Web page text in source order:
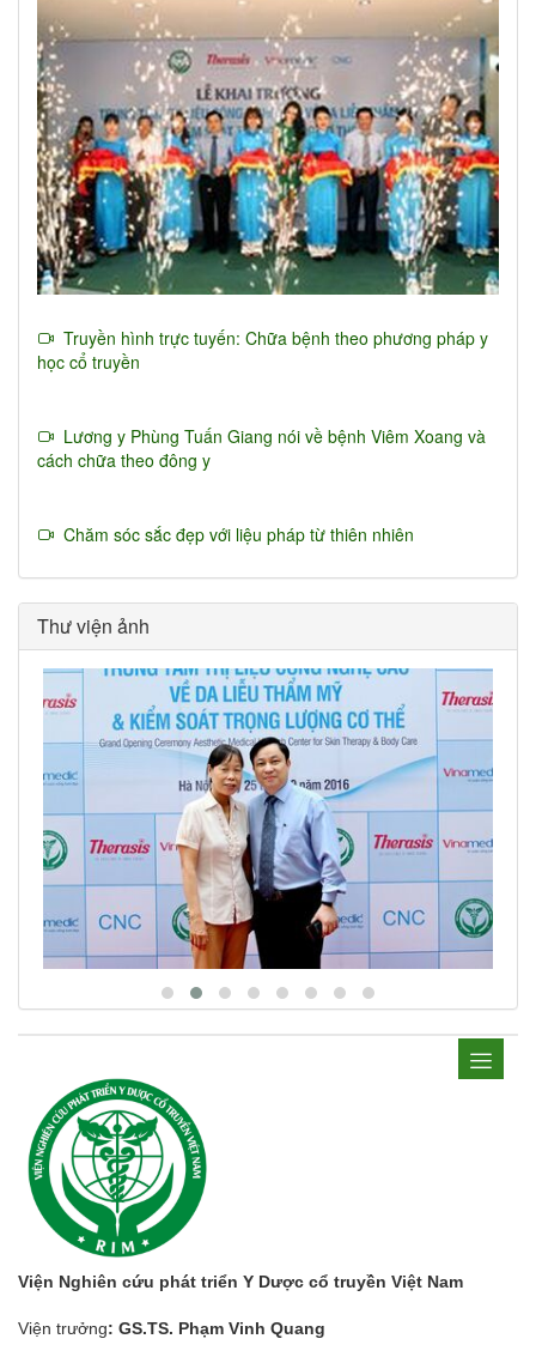
Truyền hình trực tuyến: Chữa bệnh theo phương pháp y
học cổ truyền
Lương y Phùng Tuấn Giang nói về bệnh Viêm Xoang và
cách chữa theo đông y
Chăm sóc sắc đẹp với liệu pháp từ thiên nhiên
Thư viện ảnh
Viện Nghiên cứu phát triển Y Dược cổ truyền Việt Nam
Viện trưởng: GS.TS. Phạm Vinh Quang